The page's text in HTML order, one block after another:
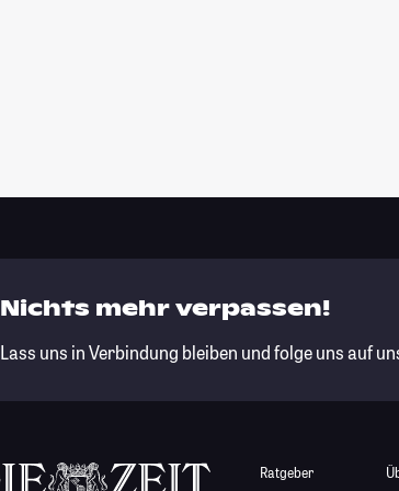
Nichts mehr verpassen!
Lass uns in Verbindung bleiben und folge uns auf
Ratgeber